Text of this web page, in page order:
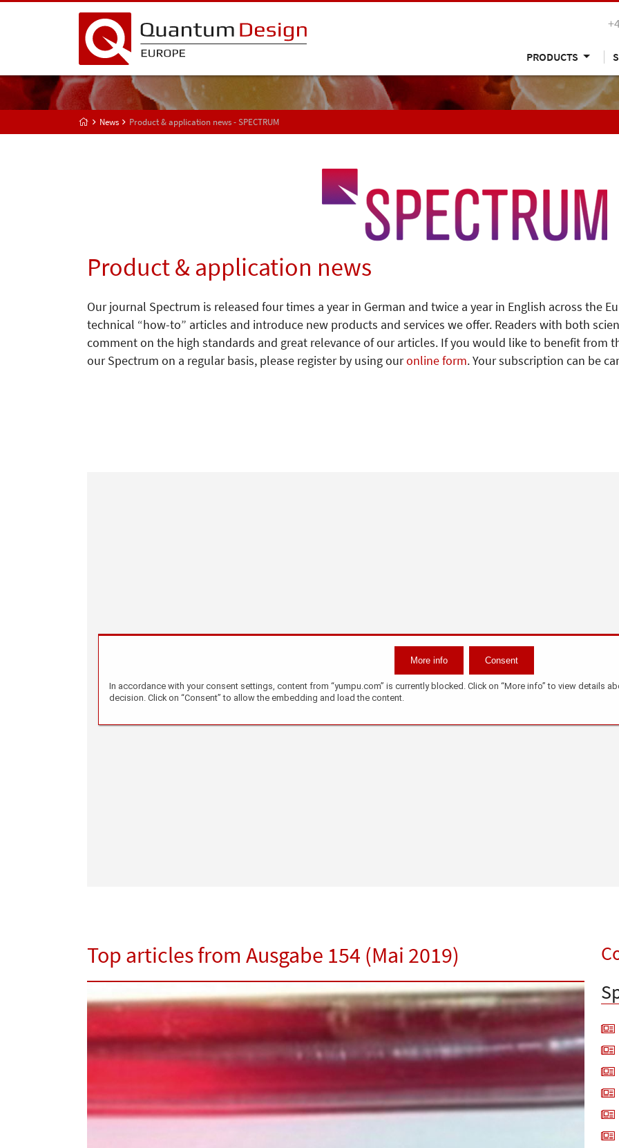
PRODUCTS
News Product & application news - SPECTRUM
Product & application news
Our journal Spectrum is released four times a year in German and twice a year in English across the
technical “how-to” articles and introduce new products and services we offer. Readers with both
comment on the high standards and great relevance of our articles. If you would like to benefit from
our Spectrum on a regular basis, please register by using ouronline form. Your subscription can be
Top articles from Ausgabe 154 (Mai 2019)